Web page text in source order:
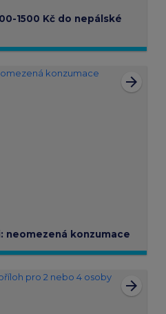
1500 Kč do nepálské
arrow_forward
neomezená konzumace
arrow_forward